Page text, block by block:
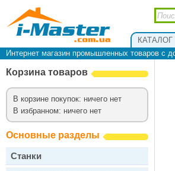
Интернет магазин промышленных товаров с
Корзина товаров
В корзине покупок: ничего нет
В избранном: ничего нет
Основные разделы
Станки